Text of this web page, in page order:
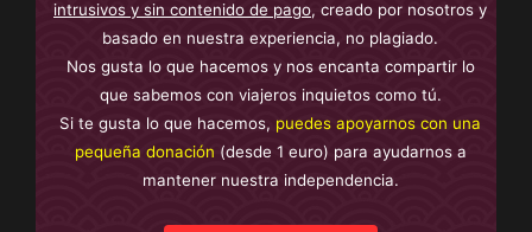
intrusivos y sin contenido de pago, creado por nosotros y
basado en nuestra experiencia, no plagiado.
Nos gusta lo que hacemos y nos encanta compartir lo
que sabemos con viajeros inquietos como tú.
Si te gusta lo que hacemos, puedes apoyarnos con una
pequeña donación (desde 1 euro) para ayudarnos a
mantener nuestra independencia.